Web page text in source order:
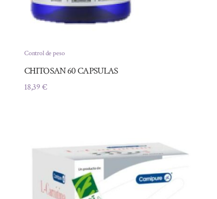
Control de peso
CHITOSAN 60 CAPSULAS
18,39€